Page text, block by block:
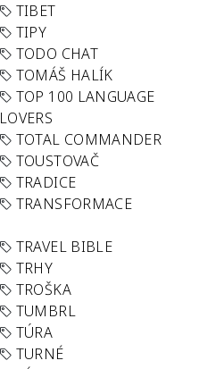
TIBET
TIPY
TODO CHAT
TOMÁŠ HALÍK
TOP 100 LANGUAGE
LOVERS
TOTAL COMMANDER
TOUSTOVAČ
TRADICE
TRANSFORMACE
TRAVEL BIBLE
TRHY
TROŠKA
TUMBRL
TÚRA
TURNÉ